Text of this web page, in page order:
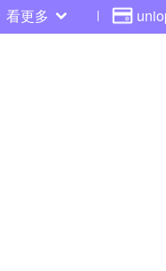
看更多